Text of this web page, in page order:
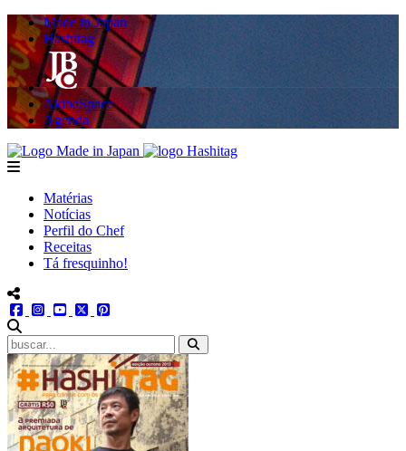
Made in Japan
Hashitag
AkibaSpace
Agenda
Powered By Made in Japan
Hashitag
menu
Matérias
Notícias
Perfil do Chef
Receitas
Tá fresquinho!
menu redes social
facebookinstagram
youtube
twitter